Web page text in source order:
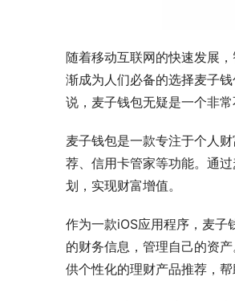
随着移动互联网的快速发展
渐成为人们必备的选择麦子
说，麦子钱包无疑是一个非常
麦子钱包是一款专注于个人
荐、信用卡管家等功能。通
划，实现财富增值。
作为一款iOS应用程序，麦子
的财务信息，管理自己的资
供个性化的理财产品推荐，